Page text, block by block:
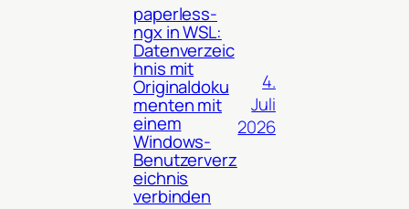
paperless-
ngx in WSL:
Datenverzeic
hnis mit
Originaldoku
menten mit
einem
Windows-
Benutzerverz
eichnis
verbinden
4.
Juli
2026